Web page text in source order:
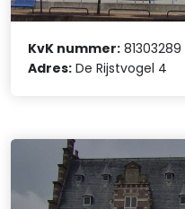
KvK nummer: 81303289
Adres: De Rijstvogel 4